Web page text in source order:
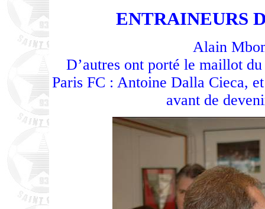
ENTRAINEURS
Alain
D’autres ont porté le maillot
Paris FC : Antoine Dalla Cieca,
avant de